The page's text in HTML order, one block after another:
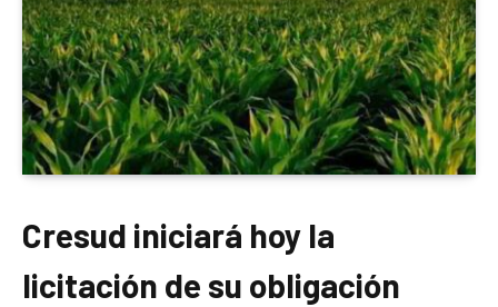
Cresud iniciará hoy la
licitación de su obligación